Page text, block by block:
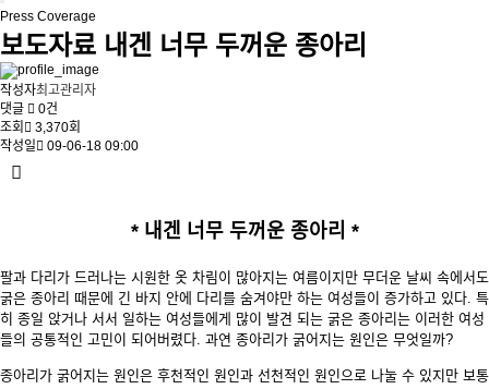
Press Coverage
보도자료 내겐 너무 두꺼운 종아리
작성자최고관리자
댓글
0건
조회
3,370회
작성일
09-06-18 09:00
* 내겐 너무 두꺼운 종아리 *
팔과 다리가 드러나는 시원한 옷 차림이 많아지는 여름이지만 무더운 날씨 속에서도
굵은 종아리 때문에 긴 바지 안에 다리를 숨겨야만 하는 여성들이 증가하고 있다. 특
히 종일 앉거나 서서 일하는 여성들에게 많이 발견 되는 굵은 종아리는 이러한 여성
들의 공통적인 고민이 되어버렸다. 과연 종아리가 굵어지는 원인은 무엇일까?
종아리가 굵어지는 원인은 후천적인 원인과 선천적인 원인으로 나눌 수 있지만 보통